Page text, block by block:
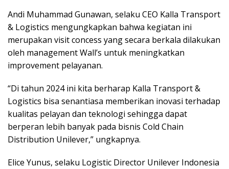
Andi Muhammad Gunawan, selaku CEO Kalla Transport
& Logistics mengungkapkan bahwa kegiatan ini
merupakan visit concess yang secara berkala dilakukan
oleh management Wall’s untuk meningkatkan
improvement pelayanan.
“Di tahun 2024 ini kita berharap Kalla Transport &
Logistics bisa senantiasa memberikan inovasi terhadap
kualitas pelayan dan teknologi sehingga dapat
berperan lebih banyak pada bisnis Cold Chain
Distribution Unilever,” ungkapnya.
Elice Yunus, selaku Logistic Director Unilever Indonesia